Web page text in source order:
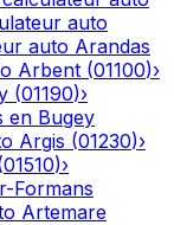
auto
auto Arandas
Arbent (01100)›
(01190)›
en Bugey
Argis (01230)›
01510)›
Formans
Artemare